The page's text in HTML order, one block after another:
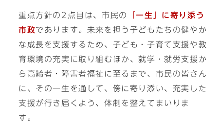
重点方針の2点目は、市民の
「一生」に寄り添う
市政であります。未来を担う子どもたちの健やか
な成長を支援するため、子ども・子育て支援や教
育環境の充実に取り組むほか、就学・就労支援か
ら高齢者・障害者福祉に至るまで、市民の皆さん
に、その一生を通して、傍に寄り添い、充実した
支援が行き届くよう、体制を整えてまいりま
す。